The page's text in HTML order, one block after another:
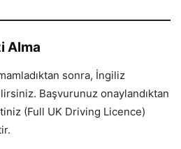
Alma
sonra, İngiliz
Başvurunuz onaylandıktan
(Full UK Driving Licence)